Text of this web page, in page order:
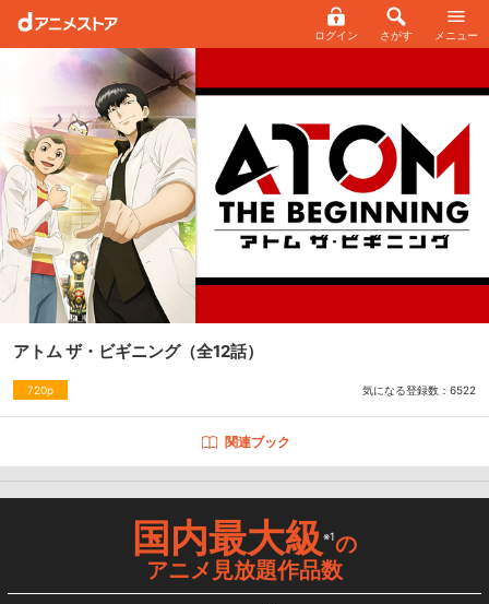
ログイン さがす メニュー
アトム ザ・ビギニング（全12話）
720p 気になる登録数： 6522
関連ブック
国内最大級※1の
アニメ見放題作品数